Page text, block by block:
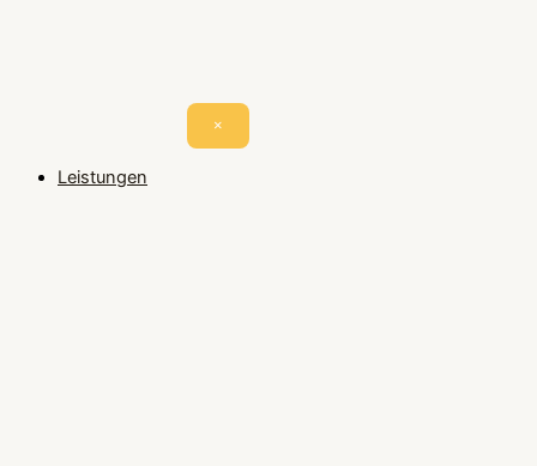
×
Leistungen